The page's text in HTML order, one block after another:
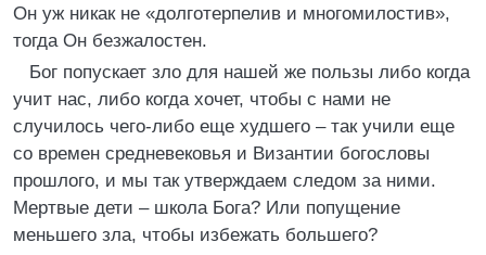
Он уж никак не «долготерпелив и многомилостив»,
тогда Он безжалостен.
Бог попускает зло для нашей же пользы либо когда
учит нас, либо когда хочет, чтобы с нами не
случилось чего-либо еще худшего – так учили еще
со времен средневековья и Византии богословы
прошлого, и мы так утверждаем следом за ними.
Мертвые дети – школа Бога? Или попущение
меньшего зла, чтобы избежать большего?